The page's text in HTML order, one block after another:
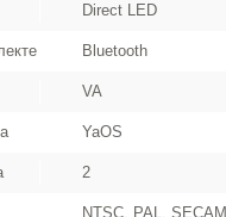
Direct LED
Bluetooth
VA
YaOS
2
NTSC, PAL, SECAM